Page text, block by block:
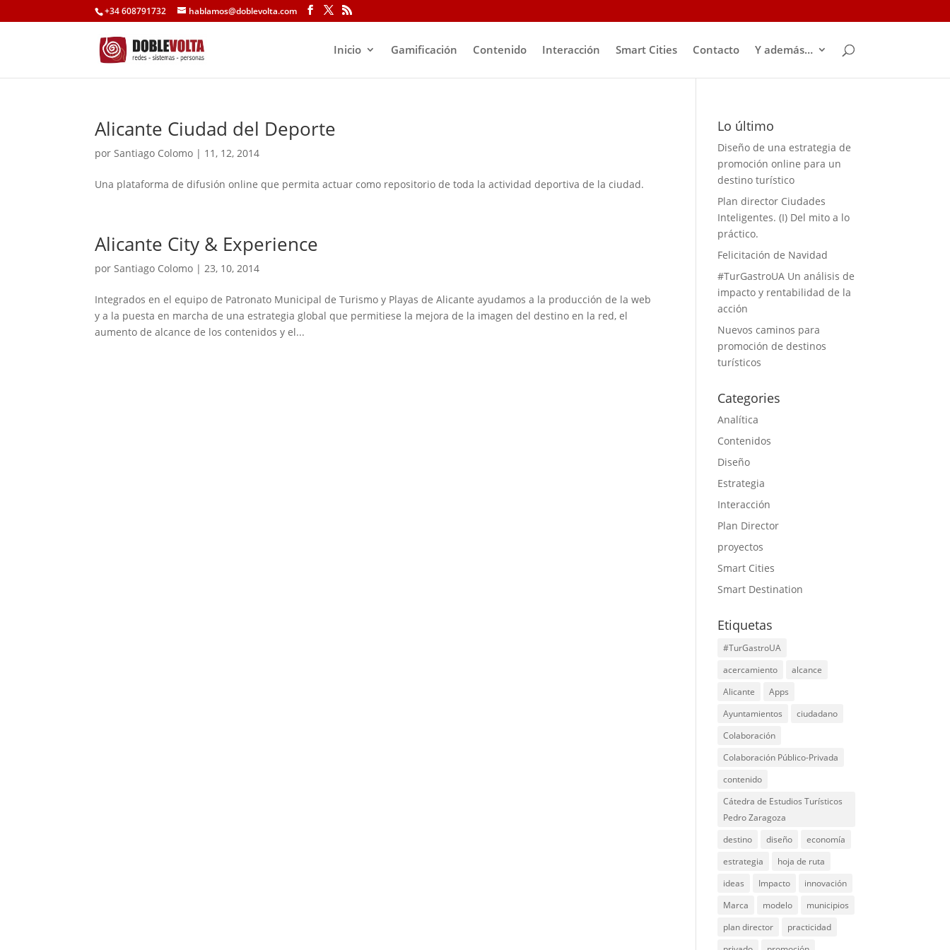
+34 608791732 hablamos@doblevolta.com
Inicio Gamificación Contenido Interacción Smart Cities Contacto Y además…
Alicante Ciudad del Deporte
porSantiago Colomo | 11, 12, 2014
Una plataforma de difusión online que permita actuar como repositorio de toda la actividad deportiva de la ciudad.
Alicante City & Experience
porSantiago Colomo |23, 10, 2014
Integrados en el equipo de Patronato Municipal de Turismo y Playas de Alicante ayudamos a la producción de la web
y a la puesta en marcha de una estrategia global que permitiese la mejora de la imagen del destino en la red, el
aumento de alcance de los contenidos y el...
Lo último
Diseño de una estrategia de
promoción online para un
destino turístico
Plan director Ciudades
Inteligentes. (I) Del mito a lo
práctico.
Felicitación de Navidad
#TurGastroUA Un análisis de
impacto y rentabilidad de la
acción
Nuevos caminos para
promoción de destinos
turísticos
Categories
Analítica
Contenidos
Diseño
Estrategia
Interacción
Plan Director
proyectos
Smart Cities
Smart Destination
Etiquetas
#TurGastroUA
acercamiento
alcance
Alicante
Apps
Ayuntamientos
ciudadano
Colaboración
Colaboración Público-Privada
contenido
Cátedra de Estudios Turísticos
Pedro Zaragoza
destino
diseño
economía
estrategia
hoja de ruta
ideas
Impacto
innovación
Marca
modelo
municipios
plan director
practicidad